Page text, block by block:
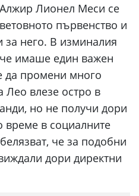
Лионел Меси се
първенство и
за него. В изминалия
имаше един важен
промени много
Лео влезе остро в
но не получи дори
в социалните
че за подобни
дори директни